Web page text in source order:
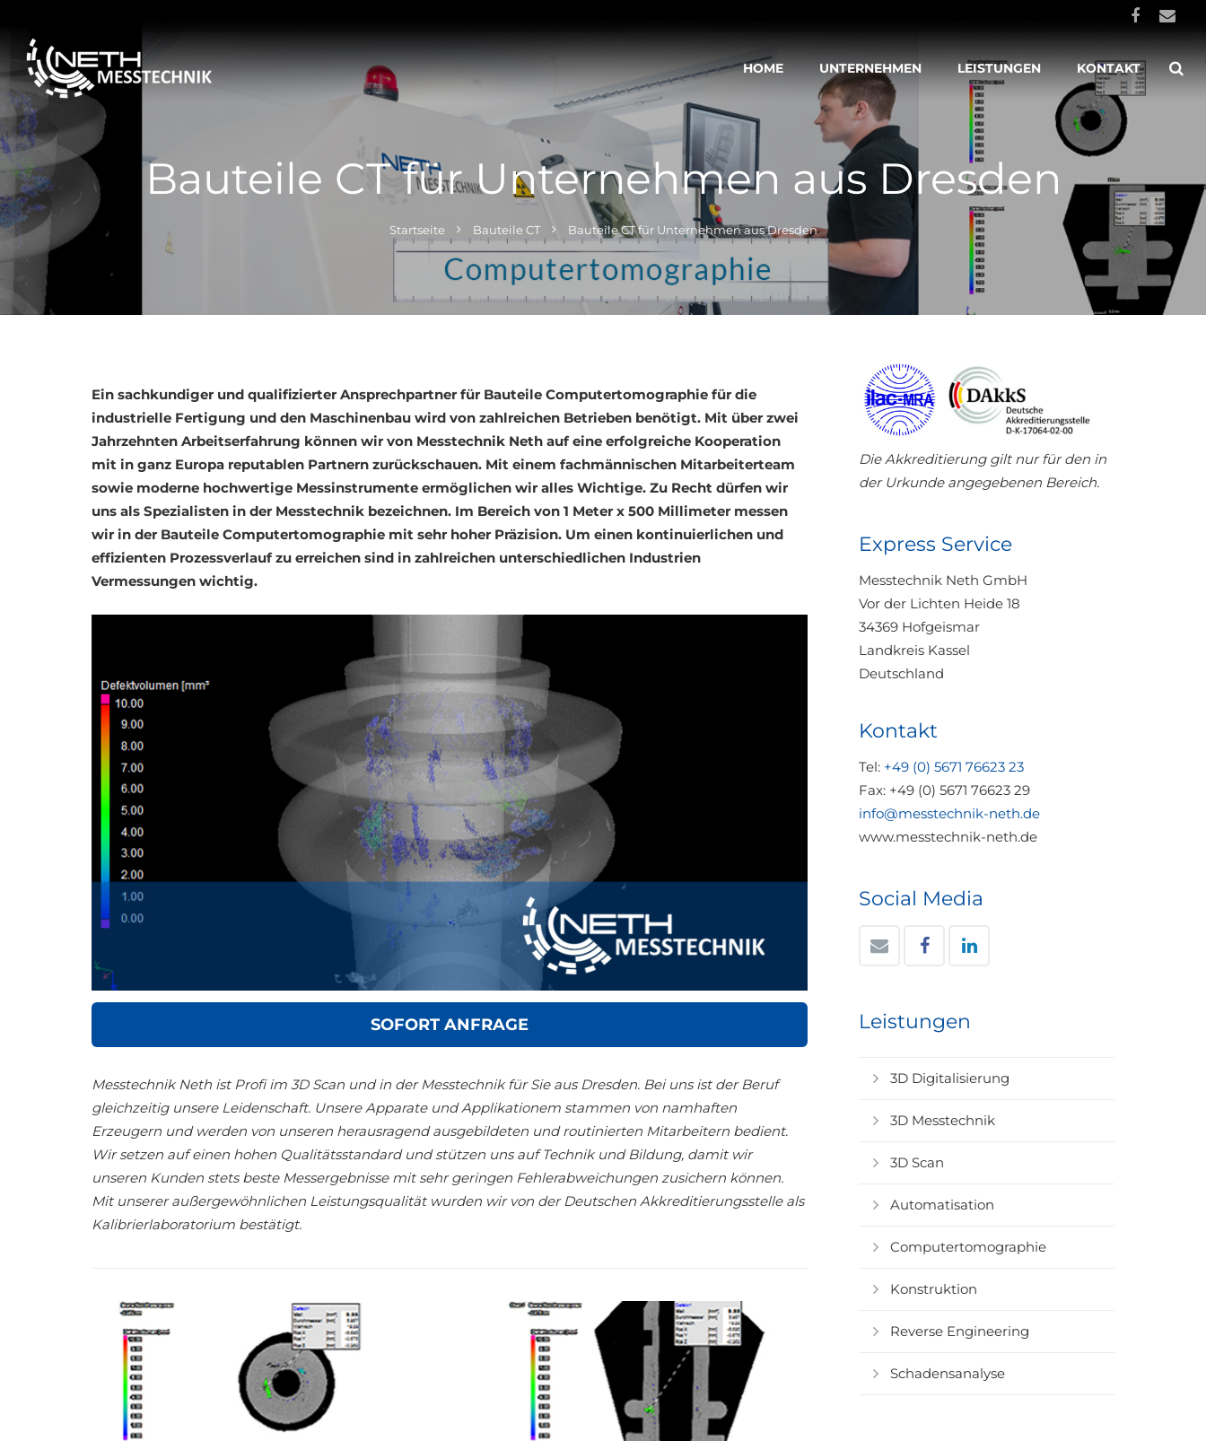
HOME UNTERNEHMEN LEISTUNGEN KONTAKT
Bauteile CT für Unternehmen aus Dresden
Startseite Bauteile CT Bauteile CT für Unternehmen aus Dresden
Ein sachkundiger und qualifizierter Ansprechpartner für Bauteile Computertomographie für die
industrielle Fertigung und den Maschinenbau wird von zahlreichen Betrieben benötigt. Mit über zwei
Jahrzehnten Arbeitserfahrung können wir von Messtechnik Neth auf eine erfolgreiche Kooperation
mit in ganz Europa reputablen Partnern zurückschauen. Mit einem fachmännischen Mitarbeiterteam
sowie moderne hochwertige Messinstrumente ermöglichen wir alles Wichtige. Zu Recht dürfen wir
uns als Spezialisten in der Messtechnik bezeichnen. Im Bereich von 1 Meter x 500 Millimeter messen
wir in der Bauteile Computertomographie mit sehr hoher Präzision. Um einen kontinuierlichen und
effizienten Prozessverlauf zu erreichen sind in zahlreichen unterschiedlichen Industrien
Vermessungen wichtig.
SOFORT ANFRAGE
Messtechnik Neth ist Profi im 3D Scan und in der Messtechnik für Sie aus Dresden. Bei uns ist der Beruf
gleichzeitig unsere Leidenschaft. Unsere Apparate und Applikationem stammen von namhaften
Erzeugern und werden von unseren herausragend ausgebildeten und routinierten Mitarbeitern bedient.
Wir setzen auf einen hohen Qualitätsstandard und stützen uns auf Technik und Bildung, damit wir
unseren Kunden stets beste Messergebnisse mit sehr geringen Fehlerabweichungen zusichern können.
Mit unserer außergewöhnlichen Leistungsqualität wurden wir von der Deutschen Akkreditierungsstelle als
Kalibrierlaboratorium bestätigt.
Die Akkreditierung gilt nur für den in
der Urkunde angegebenen Bereich.
Express Service
Messtechnik Neth GmbH
Vor der Lichten Heide 18
34369 Hofgeismar
Landkreis Kassel
Deutschland
Kontakt
Tel: +49 (0) 5671 76623 23
Fax: +49 (0) 5671 76623 29
info@messtechnik-neth.de
www.messtechnik-neth.de
Social Media
Leistungen
3D Digitalisierung
3D Messtechnik
3D Scan
Automatisation
Computertomographie
Konstruktion
Reverse Engineering
Schadensanalyse